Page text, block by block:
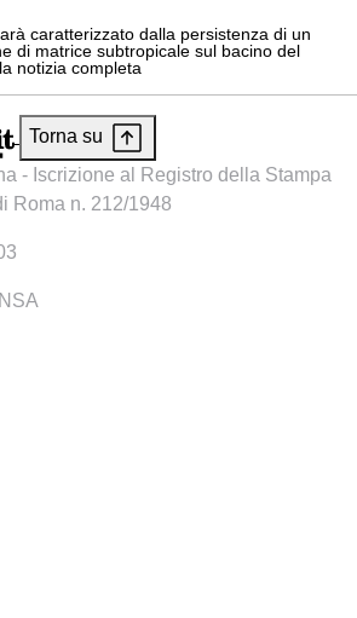
caratterizzato dalla persistenza di un
di matrice subtropicale sul bacino del
notizia completa
Torna su
- Iscrizione al Registro della Stampa
Roma n. 212/1948